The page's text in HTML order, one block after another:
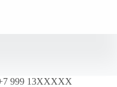
999 13XXXXX